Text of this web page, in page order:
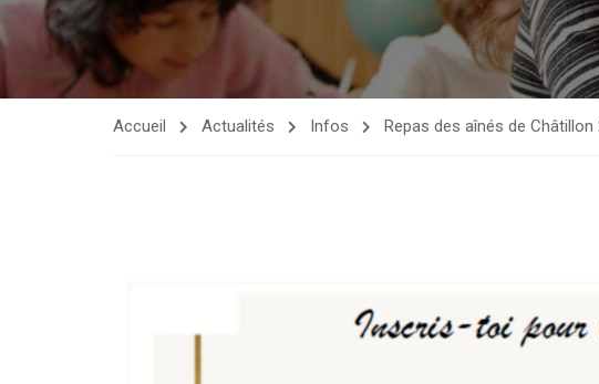
Accueil Actualités Infos Repas des aînés de